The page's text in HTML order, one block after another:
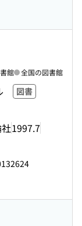
図書
1997.7
館 全国の図書館